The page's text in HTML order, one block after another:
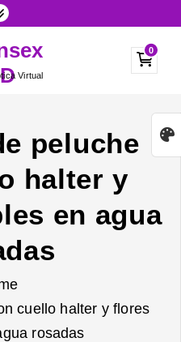
Virtual
0
peluche
halter y
en agua
cuello halter y flores
rosadas